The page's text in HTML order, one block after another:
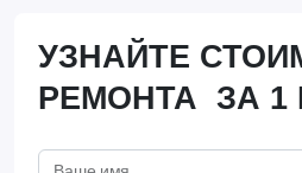
УЗНАЙТЕ
РЕМОНТА ЗА 1